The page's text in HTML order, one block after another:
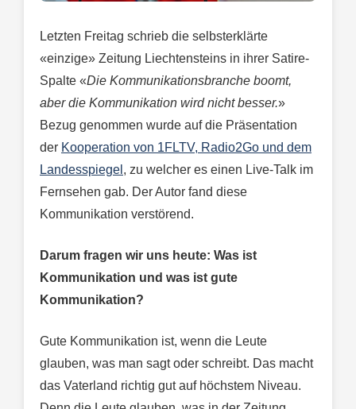
Letzten Freitag schrieb die selbsterklärte
«einzige» Zeitung Liechtensteins in ihrer Satire-
Spalte «Die Kommunikationsbranche boomt,
aber die Kommunikation wird nicht besser.»
Bezug genommen wurde auf die Präsentation
der Kooperation von 1FLTV, Radio2Go und dem
Landesspiegel , zu welcher es einen Live-Talk im
Fernsehen gab. Der Autor fand diese
Kommunikation verstörend.
Darum fragen wir uns heute: Was ist
Kommunikation und was ist gute
Kommunikation?
Gute Kommunikation ist, wenn die Leute
glauben, was man sagt oder schreibt. Das macht
das Vaterland richtig gut auf höchstem Niveau.